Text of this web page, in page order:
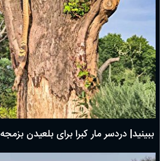
ببینید| دردسر مار کبرا برای بلعیدن بزمجه